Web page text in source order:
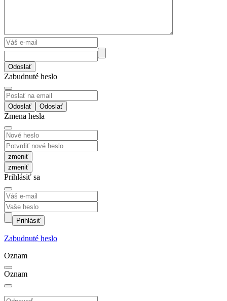
Odoslať
Zabudnuté heslo
Odoslať
Zmena hesla
zmeniť
Prihlásiť sa
Prihlásiť
Zabudnuté heslo
Oznam
Oznam